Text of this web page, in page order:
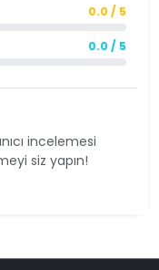
0.0 / 5
0.0 / 5
incelemesi
siz yapın!